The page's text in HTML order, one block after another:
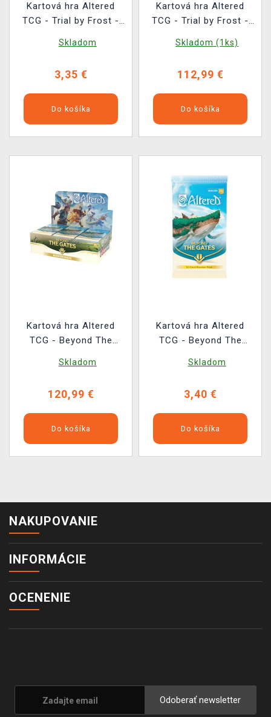
Kartová hra Altered
TCG - Trial by Frost -
Skladom
3,35 €
Do košíka
Kartová hra Altered
TCG - Trial by Frost -
boosterov)
Skladom (1ks)
112,99 €
Do košíka
Kartová hra Altered
TCG - Beyond The
(36 boosterů)
Skladom
120,99 €
Do košíka
Kartová hra Altered
TCG - Beyond The
Skladom
3,40 €
Do košíka
NAKUPOVANIE
INFORMÁCIE
OCENENIE
Odoberať newsletter